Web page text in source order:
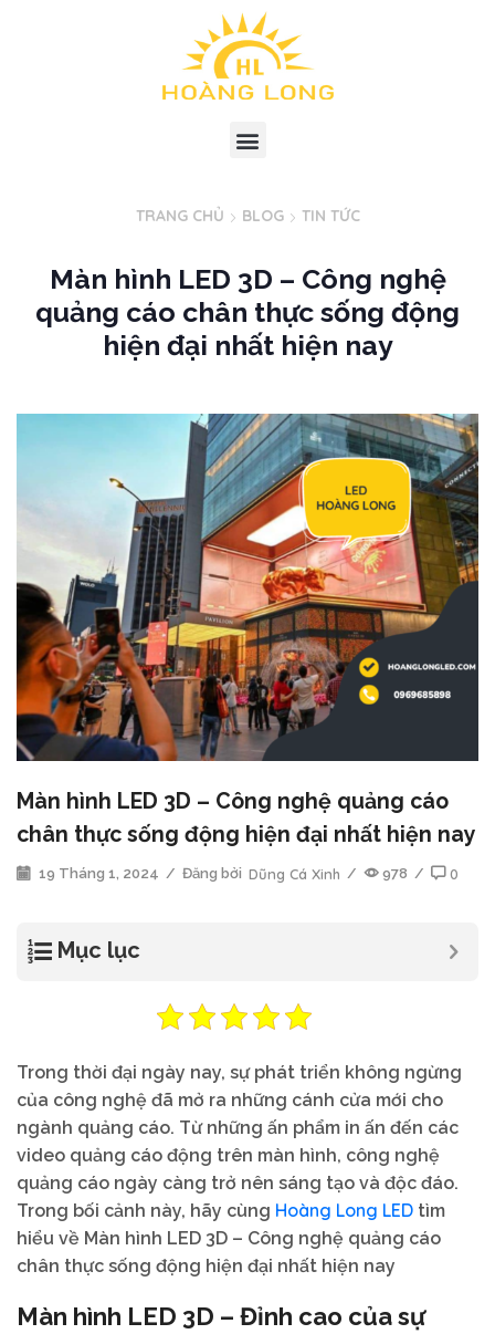
TRANG CHỦ BLOG TIN TỨC
Màn hình LED 3D – Công nghệ
quảng cáo chân thực sống động
hiện đại nhất hiện nay
Màn hình LED 3D – Công nghệ quảng cáo
chân thực sống động hiện đại nhất hiện nay
19 Tháng 1, 2024 / Đăng bởi Dũng Cá Xinh / 978 / 0
Mục lục
Trong thời đại ngày nay, sự phát triển không ngừng
của công nghệ đã mở ra những cánh cửa mới cho
ngành quảng cáo. Từ những ấn phẩm in ấn đến các
video quảng cáo động trên màn hình, công nghệ
quảng cáo ngày càng trở nên sáng tạo và độc đáo.
Trong bối cảnh này, hãy cùng Hoàng Long LED tìm
hiểu về Màn hình LED 3D – Công nghệ quảng cáo
chân thực sống động hiện đại nhất hiện nay
Màn hình LED 3D – Đỉnh cao của sự